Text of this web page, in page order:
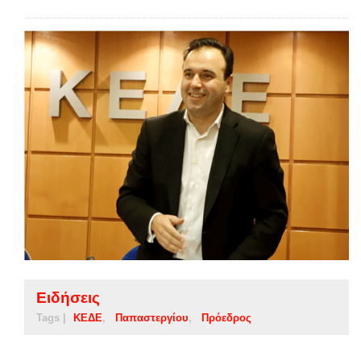
Ειδήσεις
Tags | ΚΕΔΕ Παπαστεργίου Πρόεδρος